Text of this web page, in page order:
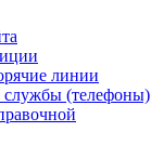
линии
службы (телефоны)